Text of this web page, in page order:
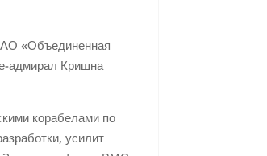
«Объединенная
адмирал Кришна
корабелами по
усилит